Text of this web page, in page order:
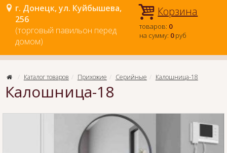
г. Донецк, ул. Куйбышева,
256
(торговый павильон перед
домом)
Корзина
товаров: 0
на сумму: 0руб
Каталог товаров Прихожие Серийные Калошница-18
Калошница-18